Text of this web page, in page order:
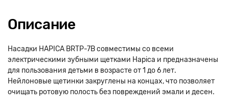
Описание
Насадки HAPICA BRTP-7В совместимы со всеми
электрическими зубными щетками Hapica и предназначены
для пользования детьми в возрасте от 1 до 6 лет.
Нейлоновые щетинки закруглены на концах, что позволяет
очищать ротовую полость без повреждений эмали и десен.